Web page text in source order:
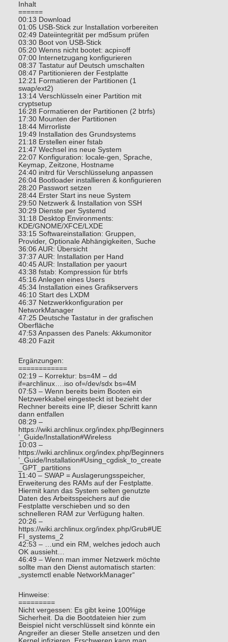
Inhalt
======
00:13 Download
01:05 USB-Stick zur Installation vorbereiten
02:49 Dateiintegrität per md5sum prüfen
03:30 Boot von USB-Stick
05:20 Wenns nicht bootet: acpi=off
07:00 Internetzugang konfigurieren
08:37 Tastatur auf Deutsch umschalten
08:47 Partitionieren der Festplatte
12:21 Formatieren der Partitionen (1
swap/ext2)
13:14 Verschlüsseln einer Partition mit
cryptsetup
16:28 Formatieren der Partitionen (2 btrfs)
17:30 Mounten der Partitionen
18:44 Mirrorliste
19:49 Installation des Grundsystems
21:18 Erstellen einer fstab
21:47 Wechsel ins neue System
22:07 Konfiguration: locale-gen, Sprache,
Keymap, Zeitzone, Hostname
24:40 initrd für Verschlüsselung anpassen
26:04 Bootloader installieren & konfigurieren
28:20 Passwort setzen
28:44 Erster Start ins neue System
29:50 Netzwerk & Installation von SSH
30:29 Dienste per Systemd
31:18 Desktop Environments:
KDE/GNOME/XFCE/LXDE
33:15 Softwareinstallation: Gruppen,
Provider, Optionale Abhängigkeiten, Suche
36:06 AUR: Übersicht
37:37 AUR: Installation per Hand
40:45 AUR: Installation per yaourt
43:38 fstab: Kompression für btrfs
45:16 Anlegen eines Users
45:34 Installation eines Grafikservers
46:10 Start des LXDM
46:37 Netzwerkkonfiguration per
NetworkManager
47:25 Deutsche Tastatur in der grafischen
Oberfläche
47:53 Anpassen des Panels: Akkumonitor
48:20 Fazit
Ergänzungen:
============
02:19 – Korrektur: bs=4M – dd
if=archlinux….iso of=/dev/sdx bs=4M
07:53 – Wenn bereits beim Booten ein
Netzwerkkabel eingesteckt ist bezieht der
Rechner bereits eine IP, dieser Schritt kann
dann entfallen
08:29 –
https://wiki.archlinux.org/index.php/Beginners
’_Guide/Installation#Wireless
10:03 –
https://wiki.archlinux.org/index.php/Beginners
’_Guide/Installation#Using_cgdisk_to_create
_GPT_partitions
11:40 – SWAP = Auslagerungsspeicher,
Erweiterung des RAMs auf der Festplatte.
Hiermit kann das System selten genutzte
Daten des Arbeitsspeichers auf die
Festplatte verschieben und so den
schnelleren RAM zur Verfügung halten.
20:26 –
https://wiki.archlinux.org/index.php/Grub#UE
FI_systems_2
42:53 – …und ein RM, welches jedoch auch
OK aussieht…
46:49 – Wenn man immer Netzwerk möchte
sollte man den Dienst automatisch starten:
„systemctl enable NetworkManager“
Hinweise:
=========
Nicht vergessen: Es gibt keine 100%ige
Sicherheit. Da die Bootdateien hier zum
Beispiel nicht verschlüsselt sind könnte ein
Angreifer an dieser Stelle ansetzen und den